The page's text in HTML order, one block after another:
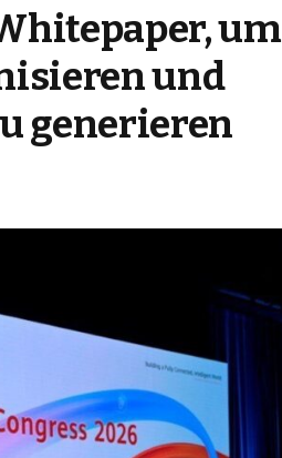
um
und
generieren